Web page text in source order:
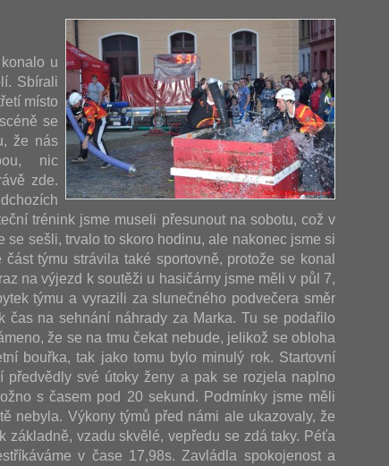
u
Sbírali
místo
se
že nás
nic
zde.
trénink jsme museli přesunout na sobotu, což v
sešli, trvalo to skoro hodinu, ale nakonec jsme si
týmu strávila také sportovně, protože se konal
na výjezd k soutěži u hasičárny jsme měli v půl 7,
týmu a vyrazili za slunečného podvečera směr
čas na sehnání náhrady za Marka. Tu se podařilo
že se na tmu čekat nebude, jelikož se obloha
bouřka, tak jako tomu bylo minulý rok. Startovní
předvědly své útoky ženy a pak se rozjela naplno
s časem pod 20 sekund. Podmínky jsme měli
nebyla. Výkony týmů před námi ale ukazovaly, že
vzadu skvělé, vepředu se zdá taky. Péťa
v čase 17,98s. Zavládla spokojenost a